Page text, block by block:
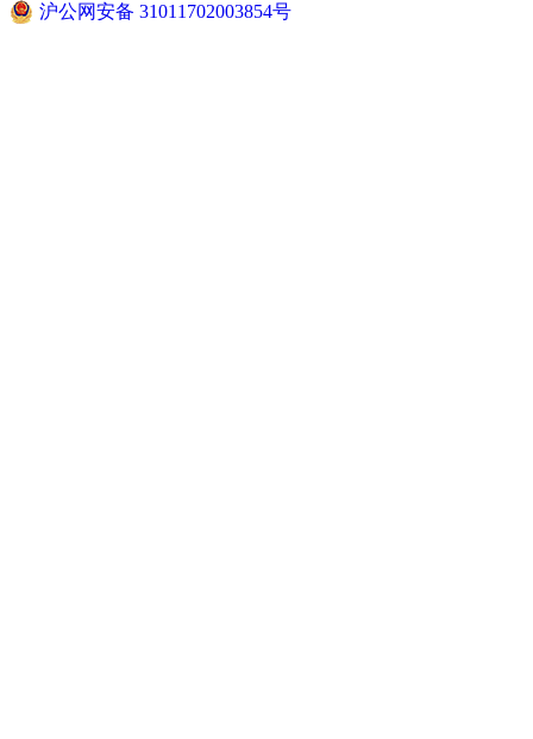
沪公网安备 31011702003854号